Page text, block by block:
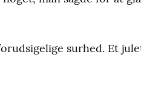
surhed. Et